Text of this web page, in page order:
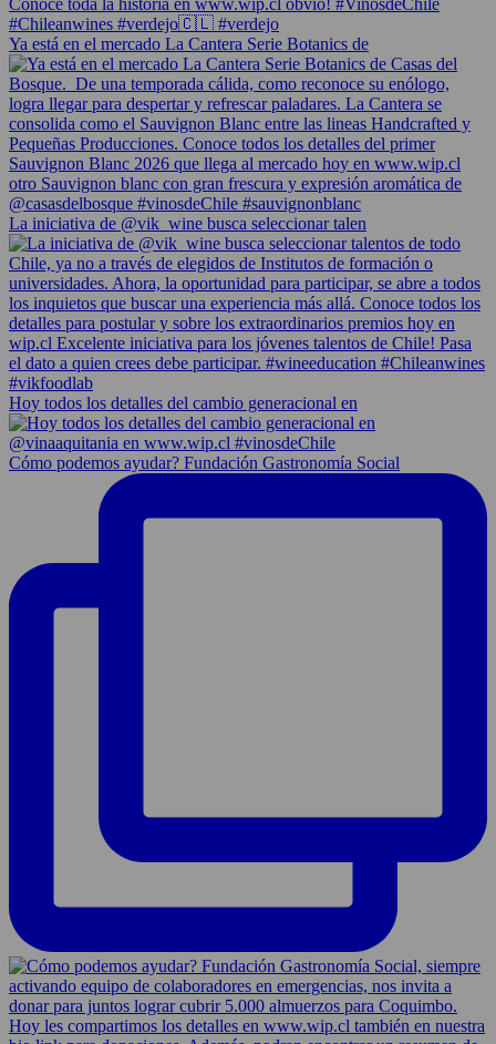
Ya está en el mercado La Cantera Serie Botanics de
La iniciativa de @vik_wine busca seleccionar talen
Hoy todos los detalles del cambio generacional en
Cómo podemos ayudar? Fundación Gastronomía Social